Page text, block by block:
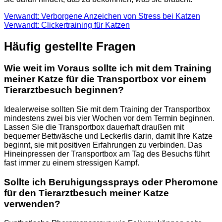
Verwandt: Verborgene Anzeichen von Stress bei Katzen
Verwandt: Clickertraining für Katzen
Häufig gestellte Fragen
Wie weit im Voraus sollte ich mit dem Training
meiner Katze für die Transportbox vor einem
Tierarztbesuch beginnen?
Idealerweise sollten Sie mit dem Training der Transportbox
mindestens zwei bis vier Wochen vor dem Termin beginnen.
Lassen Sie die Transportbox dauerhaft draußen mit
bequemer Bettwäsche und Leckerlis darin, damit Ihre Katze
beginnt, sie mit positiven Erfahrungen zu verbinden. Das
Hineinpressen der Transportbox am Tag des Besuchs führt
fast immer zu einem stressigen Kampf.
Sollte ich Beruhigungssprays oder Pheromone
für den Tierarztbesuch meiner Katze
verwenden?